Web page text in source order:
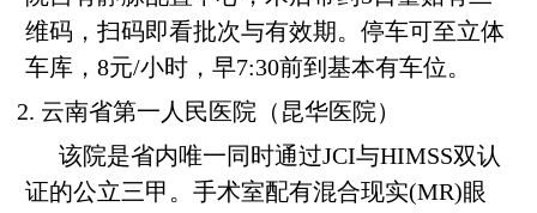
维码，扫码即看批次与有效期。停车可至立体
车库，8元/小时，早7:30前到基本有车位。
2. 云南省第一人民医院（昆华医院）
该院是省内唯一同时通过JCI与HIMSS双认
证的公立三甲。手术室配有混合现实(MR)眼